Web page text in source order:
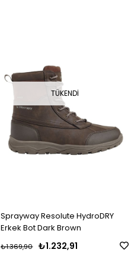
TÜKENDI
Sprayway Resolute HydroDRY
Erkek Bot Dark Brown
₺1.232,91
₺1.369,90